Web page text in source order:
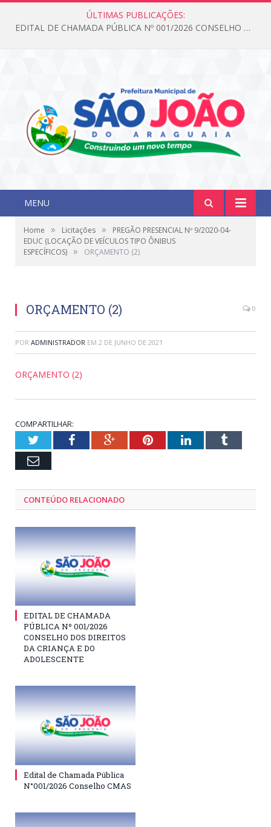
ÚLTIMAS PUBLICAÇÕES:
EDITAL DE CHAMADA PÚBLICA Nº 001/2026 CONSELHO DOS DIREITOS DA CRIANÇA E DO ADOLESCENTE
MENU
Home » Licitações »
PREGÃO PRESENCIAL Nº 9/2020-04-
EDUC (LOCAÇÃO DE VEÍCULOS TIPO ÔNIBUS
ESPECÍFICOS) » ORÇAMENTO (2)
ORÇAMENTO (2) 0
POR ADMINISTRADOR EM 2 DE JUNHO DE 2021
ORÇAMENTO (2)
COMPARTILHAR:
TwitterFacebookGoogle+PinterestLinkedInTumblr
Email
CONTEÚDO RELACIONADO
EDITAL DE CHAMADA
PÚBLICA Nº 001/2026
CONSELHO DOS DIREITOS
DA CRIANÇA E DO
ADOLESCENTE
Edital de Chamada Pública
N°001/2026 Conselho CMAS